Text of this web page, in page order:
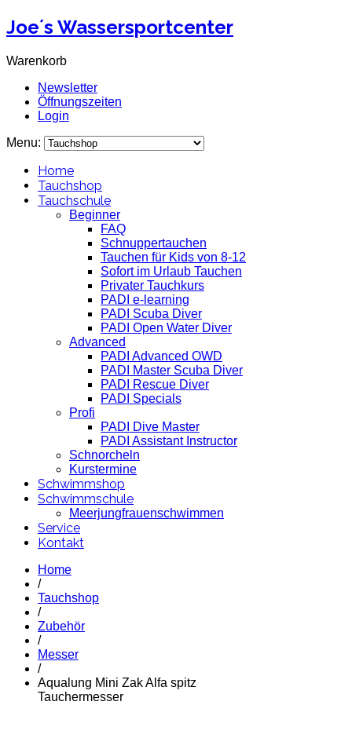
Joe´s Wassersportcenter
Warenkorb
Newsletter
Öffnungszeiten
Login
Menu:
Home
Tauchshop
Tauchschule
Beginner
FAQ
Schnuppertauchen
Tauchen für Kids von 8-12
Sofort im Urlaub Tauchen
Privater Tauchkurs
PADI e-learning
PADI Scuba Diver
PADI Open Water Diver
Advanced
PADI Advanced OWD
PADI Master Scuba Diver
PADI Rescue Diver
PADI Specials
Profi
PADI Dive Master
PADI Assistant Instructor
Schnorcheln
Kurstermine
Schwimmshop
Schwimmschule
Meerjungfrauenschwimmen
Service
Kontakt
Home
/
Tauchshop
/
Zubehör
/
Messer
/
Aqualung Mini Zak Alfa spitz
Tauchermesser